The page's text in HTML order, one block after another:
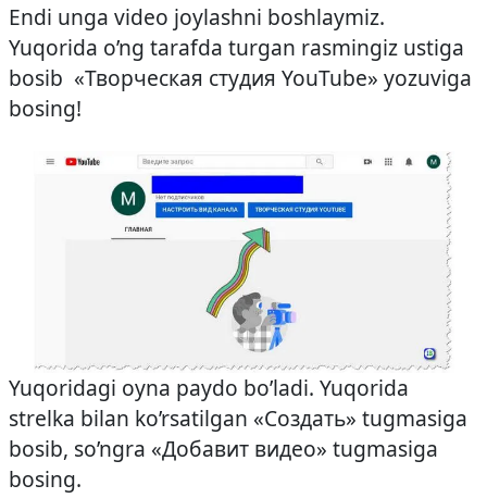
Endi unga video joylashni boshlaymiz.
Yuqorida o’ng tarafda turgan rasmingiz ustiga
bosib «Творческая студия YouTube» yozuviga
bosing!
Yuqoridagi oyna paydo bo’ladi. Yuqorida
strelka bilan ko’rsatilgan «Создать» tugmasiga
bosib, so’ngra «Добавит видео» tugmasiga
bosing.